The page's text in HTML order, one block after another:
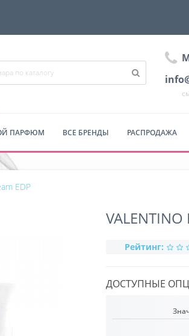
ПАРФЮМ ВСЕ БРЕНДЫ РАСПРОДАЖА
EDP
VALENTINO
Рейтинг:
ДОСТУПНЫЕ